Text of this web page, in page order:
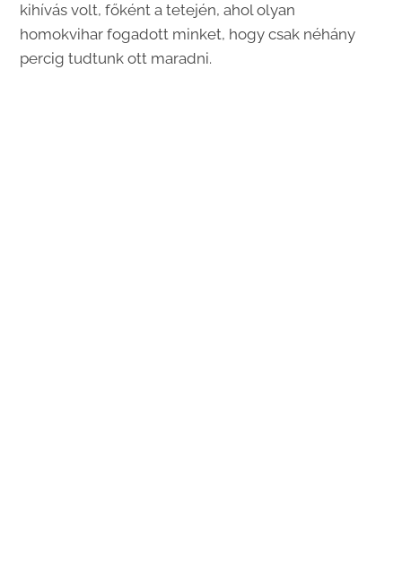
kihívás volt, főként a tetején, ahol olyan
homokvihar fogadott minket, hogy csak néhány
percig tudtunk ott maradni.